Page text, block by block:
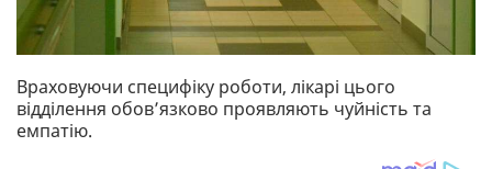
Враховуючи специфіку роботи, лікарі цього
відділення обов’язково проявляють чуйність та
емпатію.